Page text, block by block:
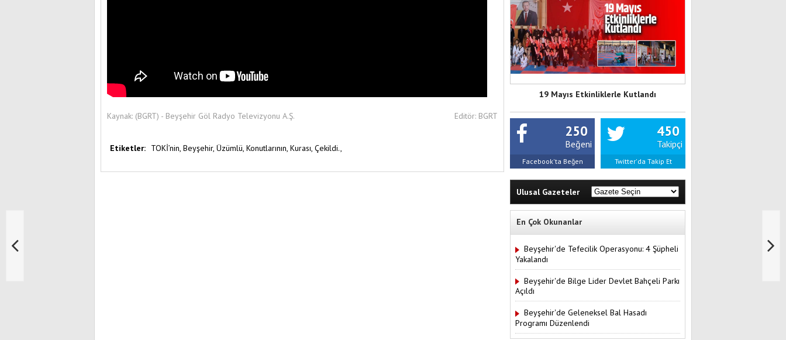
Kaynak: (BGRT) - Beyşehir Göl Radyo Televizyonu A.Ş. Editör: BGRT
Etiketler: TOKİ’nin, Beyşehir, Üzümlü, Konutlarının, Kurası, Çekildi.,
19 Mayıs Etkinliklerle Kutlandı
250
Beğeni
Facebook'ta Beğen
450
Takipçi
Twitter'da Takip Et
Ulusal Gazeteler
En Çok Okunanlar
Beyşehir'de Tefecilik Operasyonu: 4 Şüpheli
Yakalandı
Beyşehir'de Bilge Lider Devlet Bahçeli Parkı
Açıldı
Beyşehir'de Geleneksel Bal Hasadı
Programı Düzenlendi